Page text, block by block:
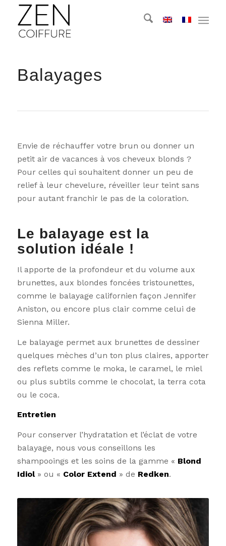
Balayages
Envie de réchauffer votre brun ou donner un
petit air de vacances à vos cheveux blonds ?
Pour celles qui souhaitent donner un peu de
relief à leur chevelure, réveiller leur teint sans
pour autant franchir le pas de la coloration.
Le balayage est la
solution idéale !
Il apporte de la profondeur et du volume aux
brunettes, aux blondes foncées tristounettes,
comme le balayage californien façon Jennifer
Aniston, ou encore plus clair comme celui de
Sienna Miller.
Le balayage permet aux brunettes de dessiner
quelques mèches d’un ton plus claires, apporter
des reflets comme le moka, le caramel, le miel
ou plus subtils comme le chocolat, la terra cota
ou le coca.
Entretien
Pour conserver l’hydratation et l’éclat de votre
balayage, nous vous conseillons les
shampooings et les soins de la gamme « Blond
Idiol» ou « Color Extend » de Redken.